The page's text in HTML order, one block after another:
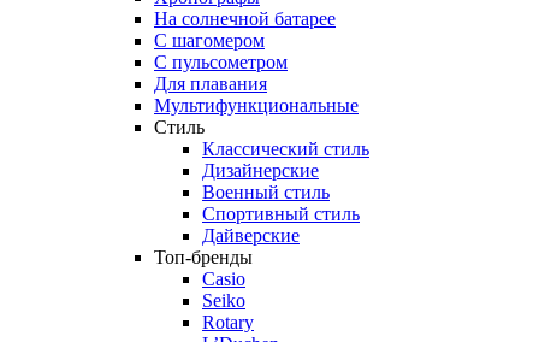
На солнечной батарее
С шагомером
С пульсометром
Для плавания
Мультифункциональные
Стиль
Классический стиль
Дизайнерские
Военный стиль
Спортивный стиль
Дайверские
Топ-бренды
Casio
Seiko
Rotary